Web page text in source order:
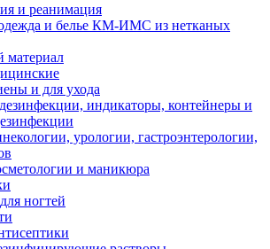
и реанимация
и белье КМ-ИМС из нетканых
материал
и для ухода
индикаторы, контейнеры и
урологии, гастроэнтерологии,
и маникюра
ногтей